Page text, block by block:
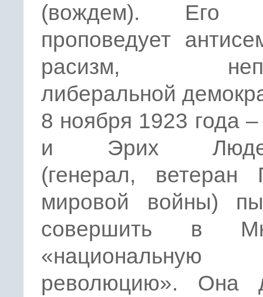
(вождем). Его
проповедует
расизм,
либеральной
8 ноября 1923 года
и Эрих
(генерал, ветеран
мировой войны)
совершить в
«национальную
революцию». Она